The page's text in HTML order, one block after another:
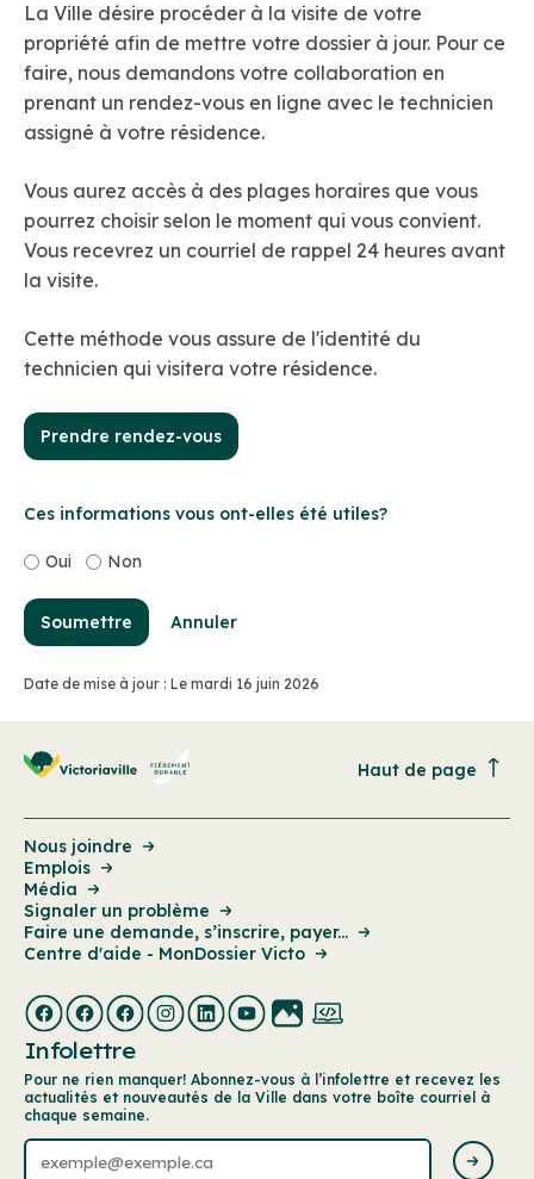
La Ville désire procéder à la visite de votre
propriété afin de mettre votre dossier à jour. Pour ce
faire, nous demandons votre collaboration en
prenant un rendez-vous en ligne avec le technicien
assigné à votre résidence.
Vous aurez accès à des plages horaires que vous
pourrez choisir selon le moment qui vous convient.
Vous recevrez un courriel de rappel 24 heures avant
la visite.
Cette méthode vous assure de l'identité du
technicien qui visitera votre résidence.
Prendre rendez-vous
Ces informations vous ont-elles été utiles?
Oui Non
Soumettre Annuler
Date de mise à jour : Le mardi 16 juin 2026
Haut de page
Nous joindre
Emplois
Média
Signaler un problème
Faire une demande, s’inscrire, payer...
Centre d'aide - MonDossier Victo
Infolettre
Pour ne rien manquer! Abonnez-vous à l’infolettre et recevez les
actualités et nouveautés de la Ville dans votre boîte courriel à
chaque semaine.